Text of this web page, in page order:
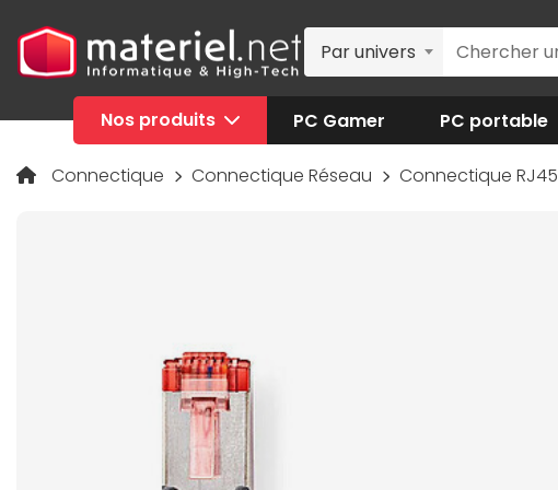
Par univers
Nos produits PC Gamer PC portable
Connectique Connectique Réseau Connectique RJ45